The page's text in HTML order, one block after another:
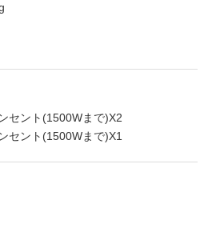
セント(1500Wまで)X2
セント(1500Wまで)X1